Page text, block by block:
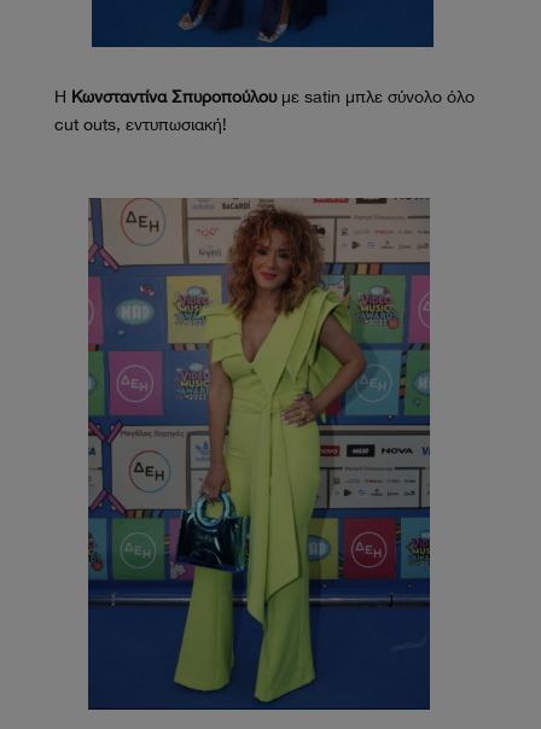
H Κωνσταντίνα Σπυροπούλουμε satin μπλε σύνολο όλο
cut outs, εντυπωσιακή!